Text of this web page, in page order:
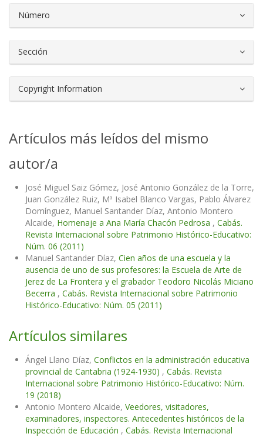
Número
Sección
Copyright Information
Artículos más leídos del mismo
autor/a
José Miguel Saiz Gómez, José Antonio González de la Torre,
Juan González Ruiz, Mª Isabel Blanco Vargas, Pablo Álvarez
Domínguez, Manuel Santander Díaz, Antonio Montero
Alcaide, Homenaje a Ana María Chacón Pedrosa , Cabás.
Revista Internacional sobre Patrimonio Histórico-Educativo:
Núm. 06 (2011)
Manuel Santander Díaz, Cien años de una escuela y la
ausencia de uno de sus profesores: la Escuela de Arte de
Jerez de La Frontera y el grabador Teodoro Nicolás Miciano
Becerra , Cabás. Revista Internacional sobre Patrimonio
Histórico-Educativo: Núm. 05 (2011)
Artículos similares
Ángel Llano Díaz, Conflictos en la administración educativa
provincial de Cantabria (1924-1930) , Cabás. Revista
Internacional sobre Patrimonio Histórico-Educativo: Núm.
19 (2018)
Antonio Montero Alcaide, Veedores, visitadores,
examinadores, inspectores. Antecedentes históricos de la
Inspección de Educación , Cabás. Revista Internacional